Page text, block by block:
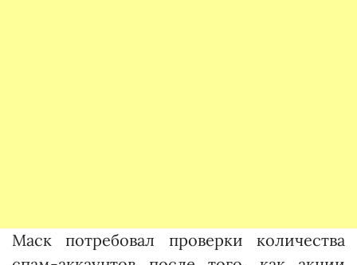
Маск потребовал проверки количества